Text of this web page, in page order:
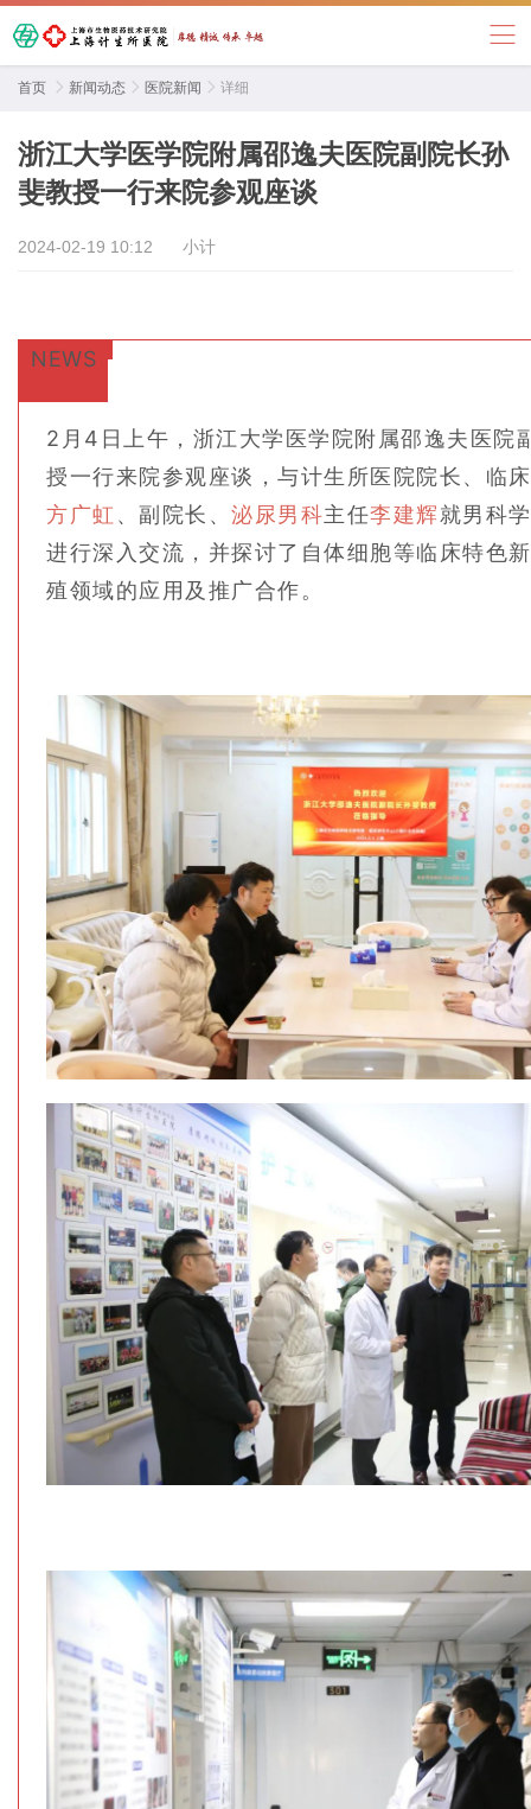
首页  新闻动态  医院新闻  详细
浙江大学医学院附属邵逸夫医院副院长孙
斐教授一行来院参观座谈
2024-02-19 10:12 小计
NEWS
2月4日上午，浙江大学医学院附属邵逸夫医院
授一行来院参观座谈，与计生所医院院长、临
方广虹 、副院长、 泌尿男科主任李建辉就男科
进行深入交流，并探讨了自体细胞等临床特色
殖领域的应用及推广合作。